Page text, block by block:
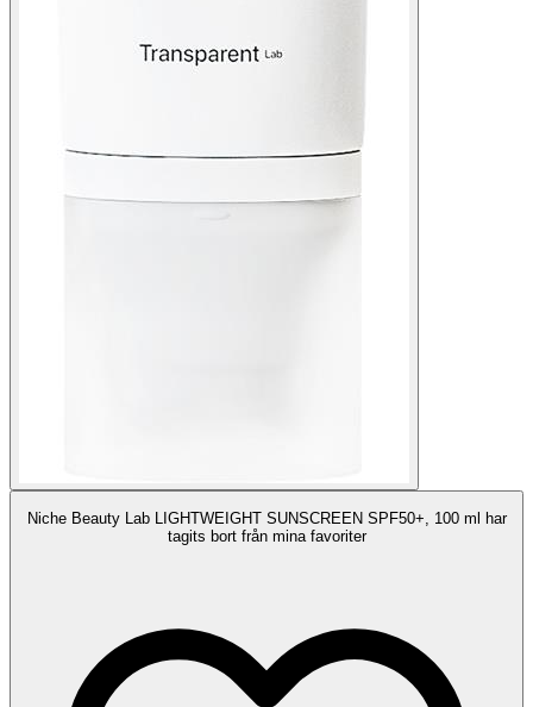
Niche Beauty Lab LIGHTWEIGHT SUNSCREEN SPF50+, 100 ml har
tagits bort från mina favoriter